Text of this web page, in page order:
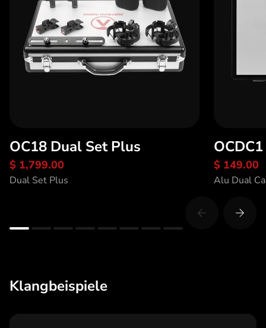
OC18 Dual Set Plus
$ 1,799.00
Dual Set Plus
Entdecke OC18 Dual Set Plus
OCDC1
$ 149.00
Alu Dual
Klangbeispiele